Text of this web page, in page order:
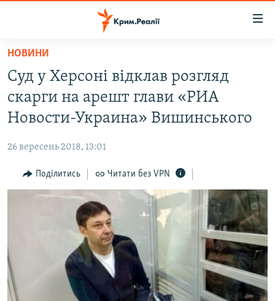
Перейти
основного
матеріалу
Перейти
до
основної
навігації
Перейти
до
ВОДА.КРИМ
ВІДЕО ТА ФОТО
БЛОГИ
ПОГЛЯД
ІНТЕРВ'Ю
СПЕЦПРОЕКТИ
ДЕПОРТАЦІЯ
ВІДЕОУРОКИ «ELIFBE»
ЯК ОБІЙТИ БЛОКУВАННЯ
Русский
НОВИНИ
Суд у Херсоні відклав розгляд
скарги на арешт глави «РИА
Новости-Украина» Вишинського
26 вересень 2018, 13:01
Поділитись Читати без VPN